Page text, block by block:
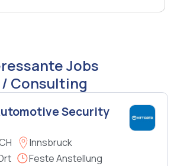
Jobs
Consulting
Security
Innsbruck
Feste Anstellung